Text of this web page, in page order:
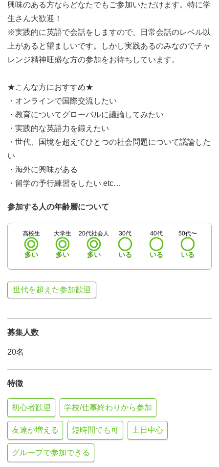
興味のある方ならどなたでもご参加いただけます。特に学
生さん大歓迎！
※実践的に英語で会話をしますので、日常会話のレベル以
上があると望ましいです。しかし実践あるのみなのでチャ
レンジ精神旺盛な方の参加をお待ちしています。
★こんな方におすすめ★
・オンラインで国際交流したい
・教育についてグローバルに議論してみたい
・実践的な英語力を鍛えたい
・世代、国境を超えてひとつの社会問題について議論した
い
・海外に興味がある
・留学の予行練習をしたい etc…
参加する人の年齢層について
高校生
多い
大学生
多い
20代社会人
多い
30代
いる
40代
いる
50代〜
いる
世代を超えた参加歓迎
募集人数
20名
特徴
初心者歓迎 学校/仕事終わりから参加
友達が増える 短時間でも可 土日中心
グループで参加できる